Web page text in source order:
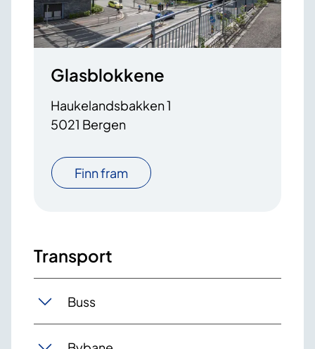
Glasblokkene
Haukelandsbakken 1
5021 Bergen
Finn fram
Transport
Buss